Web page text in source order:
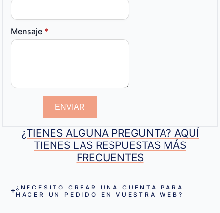
Mensaje *
ENVIAR
¿TIENES ALGUNA PREGUNTA? AQUÍ
TIENES LAS RESPUESTAS MÁS
FRECUENTES
¿NECESITO CREAR UNA CUENTA PARA
HACER UN PEDIDO EN VUESTRA WEB?